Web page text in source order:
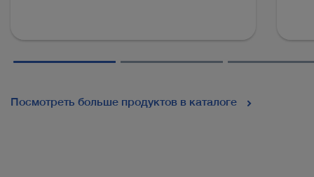
Посмотреть больше продуктов в каталоге